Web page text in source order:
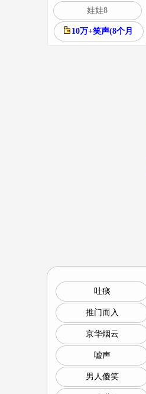
娃娃8
10万+笑声(8个月
吐痰
推门而入
京华烟云
嘘声
男人傻笑